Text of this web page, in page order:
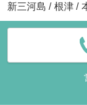
新三河島 / 根津 /